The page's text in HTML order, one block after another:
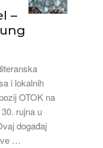
–
i lokalnih
OTOK na
rujna u
događaj
…